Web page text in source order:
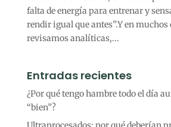
falta de energía para entrenar y
rendir igual que antes”.Y en muchos
revisamos analíticas,...
Entradas recientes
¿Por qué tengo hambre todo el día
“bien”?